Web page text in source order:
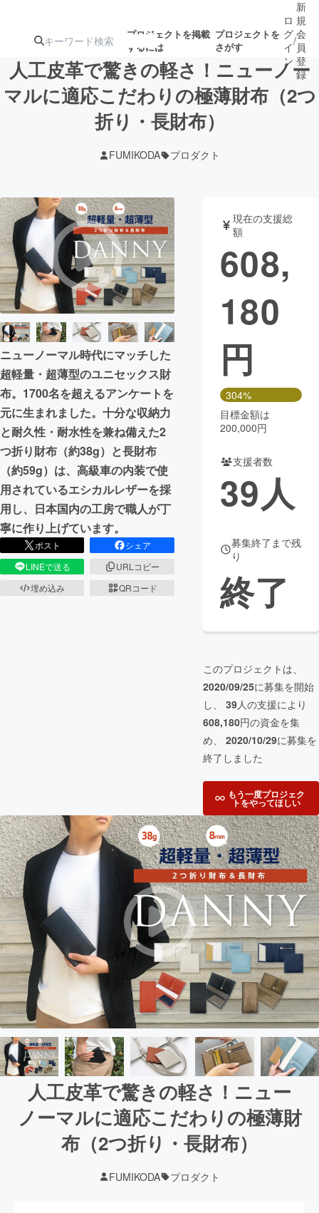
プロジェクトを掲載
するには
プロジェクトを
さがす
注目のリ 注目の新着プロ 募集終了が近いプ
ロジェクト
テクノロジー・ガジェット
映像・映画 書籍・雑誌
ビジネス・起業 チャレンジ
まちづくり・地域活性化
CAMPFIRE for Social Good
CAMPFIRE Creation
CAMPFIREふるさと納税machi-ya コミュニティ
ロ
グ
イ
ン
/
新
規
会
員
登
録
人工皮革で驚きの軽さ！ニューノー
マルに適応こだわりの極薄財布（2つ
折り・長財布）
FUMIKODA プロダクト
ニューノーマル時代にマッチした
超軽量・超薄型のユニセックス財
布。1700名を超えるアンケートを
元に生まれました。十分な収納力
と耐久性・耐水性を兼ね備えた2
つ折り財布（約38g）と長財布
（約59g）は、高級車の内装で使
用されているエシカルレザーを採
用し、日本国内の工房で職人が丁
寧に作り上げています。
ポスト
シェア
LINEで送る
URLコピー
埋め込み
QRコード
現在の支援総
額
608,
180
円
304%
目標金額は
200,000円
支援者数
39人
募集終了まで残
り
終了
このプロジェクトは、
2020/09/25に募集を開始
し、 39人の支援により
608,180円の資金を集
め、 2020/10/29に募集を
終了しました
もう一度プロジェク
トをやってほしい
人工皮革で驚きの軽さ！ニュー
ノーマルに適応こだわりの極薄財
布（2つ折り・長財布）
FUMIKODA プロダクト